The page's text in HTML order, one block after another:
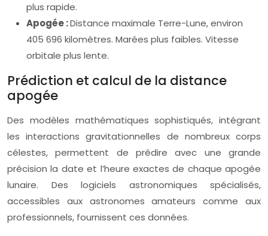
plus rapide.
Apogée :Distance maximale Terre-Lune, environ
405 696 kilomètres. Marées plus faibles. Vitesse
orbitale plus lente.
Prédiction et calcul de la distance
apogée
Des modèles mathématiques sophistiqués, intégrant
les interactions gravitationnelles de nombreux corps
célestes, permettent de prédire avec une grande
précision la date et l’heure exactes de chaque apogée
lunaire. Des logiciels astronomiques spécialisés,
accessibles aux astronomes amateurs comme aux
professionnels, fournissent ces données.